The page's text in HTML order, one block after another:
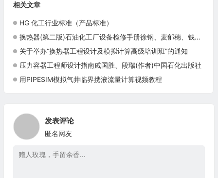
相关文章
HG 化工行业标准（产品标准）
换热器(第二版)石油化工厂设备检修手册徐钢、麦郁穗、钱颂文(作者)中国石化出版社9787511430328
关于举办“换热器工程设计及模拟计算高级培训班”的通知
压力容器工程师设计指南戚国胜、段瑞(作者)中国石化出版社
用PIPESIM模拟气井临界携液流量计算视频教程
发表评论
匿名网友